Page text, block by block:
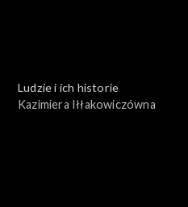
Ludzie i ich historie
Kazimiera Iłłakowiczówna